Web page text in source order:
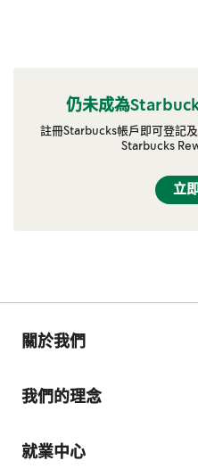
仍未成為
註冊Starbucks帳戶即可登記
Starbucks
立
關於我們
我們的理念
就業中心